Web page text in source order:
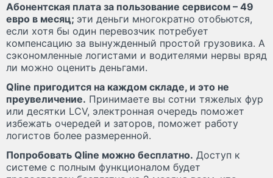
Абонентская плата за пользование сервисом – 49
евро в месяц; эти деньги многократно отобьются,
если хотя бы один перевозчик потребует
компенсацию за вынужденный простой грузовика. А
сэкономленные логистами и водителями нервы вряд
ли можно оценить деньгами.
Qline пригодится на каждом складе, и это не
преувеличение. Принимаете вы сотни тяжелых фур
или десятки LCV, электронная очередь поможет
избежать очередей и заторов, поможет работу
логистов более размеренной.
Попробовать Qline можно бесплатно. Доступ к
системе с полным функционалом будет